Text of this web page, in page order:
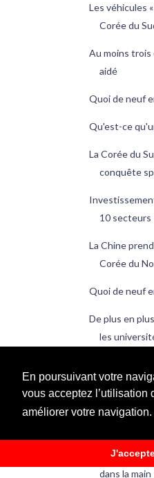
En poursuivant votre
vous acceptez l’utilisation
améliorer votre navigation.
Les véhicules
Corée du
Au moins
aidé
Quoi de neuf
Qu'est-ce
La Corée du
conquête
10 secteurs
La Chine
Corée du
Quoi de neuf
De plus en
les
sur Internet
Qui fait les
Les
dans la main